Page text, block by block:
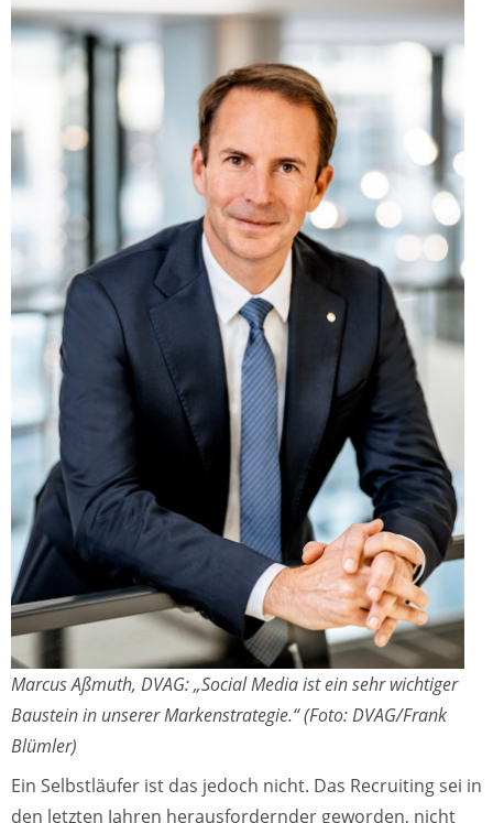
Marcus Aßmuth, DVAG: „Social Media ist ein sehr wichtiger
Baustein in unserer Markenstrategie.“ (Foto: DVAG/Frank
Blümler)
Ein Selbstläufer ist das jedoch nicht. Das Recruiting sei in
den letzten Jahren herausfordernder geworden, nicht